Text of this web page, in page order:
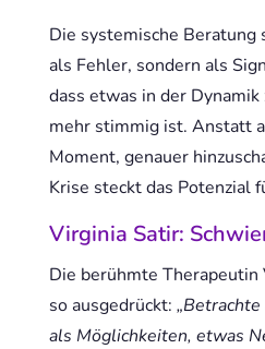
Die systemische
als Fehler, sondern als
dass etwas in der
mehr stimmig ist. Anstatt
Moment, genauer
Krise steckt das Potenzial
Virginia Satir:
Die berühmte Therapeutin
so ausgedrückt:
als Möglichkeiten, etwas